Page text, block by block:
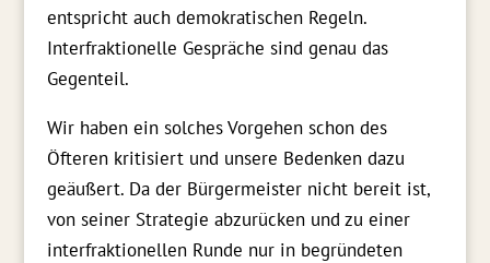
entspricht auch demokratischen Regeln.
Interfraktionelle Gespräche sind genau das
Gegenteil.
Wir haben ein solches Vorgehen schon des
Öfteren kritisiert und unsere Bedenken dazu
geäußert. Da der Bürgermeister nicht bereit ist,
von seiner Strategie abzurücken und zu einer
interfraktionellenRunde nur in begründeten